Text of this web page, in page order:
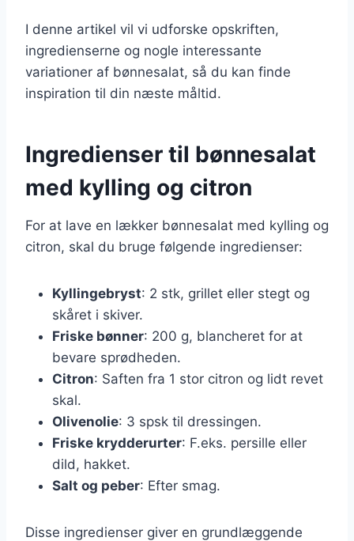
I denne artikel vil vi udforske opskriften,
ingredienserne og nogle interessante
variationer af bønnesalat, så du kan finde
inspiration til din næste måltid.
Ingredienser til bønnesalat
med kylling og citron
For at lave en lækker bønnesalat med kylling og
citron, skal du bruge følgende ingredienser:
Kyllingebryst: 2 stk, grillet eller stegt og
skåret i skiver.
Friske bønner: 200 g, blancheret for at
bevare sprødheden.
Citron: Saften fra 1 stor citron og lidt revet
skal.
Olivenolie: 3 spsk til dressingen.
Friske krydderurter: F.eks. persille eller
dild, hakket.
Salt og peber: Efter smag.
Disse ingredienser giver en grundlæggende